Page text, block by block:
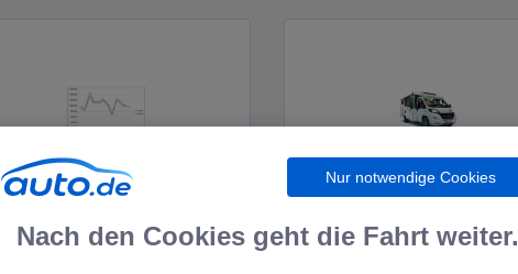
WIRTSCHAFT WOHNMOBILE
Nur notwendige Cookies
Nach den Cookies geht die Fahrt weiter.